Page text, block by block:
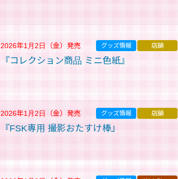
2026年1月2日（金） 発売
『コレクション商品 ミニ色紙』
グッズ情報 店舗
2026年1月2日（金） 発売
『FSK専用 撮影おたすけ棒』
グッズ情報 店舗